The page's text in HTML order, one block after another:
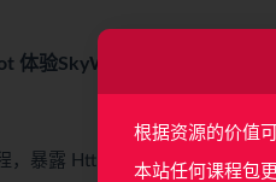
体验SkyWalking 的功能
，暴露 Http 接口 (10:19)
根据资源的价值
本站任何课程包